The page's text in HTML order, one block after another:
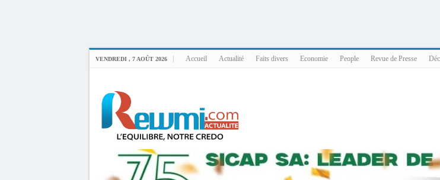
VENDREDI , 7 AOÛT 2026 Accueil Actualité Faits divers Economie People Revue de Presse